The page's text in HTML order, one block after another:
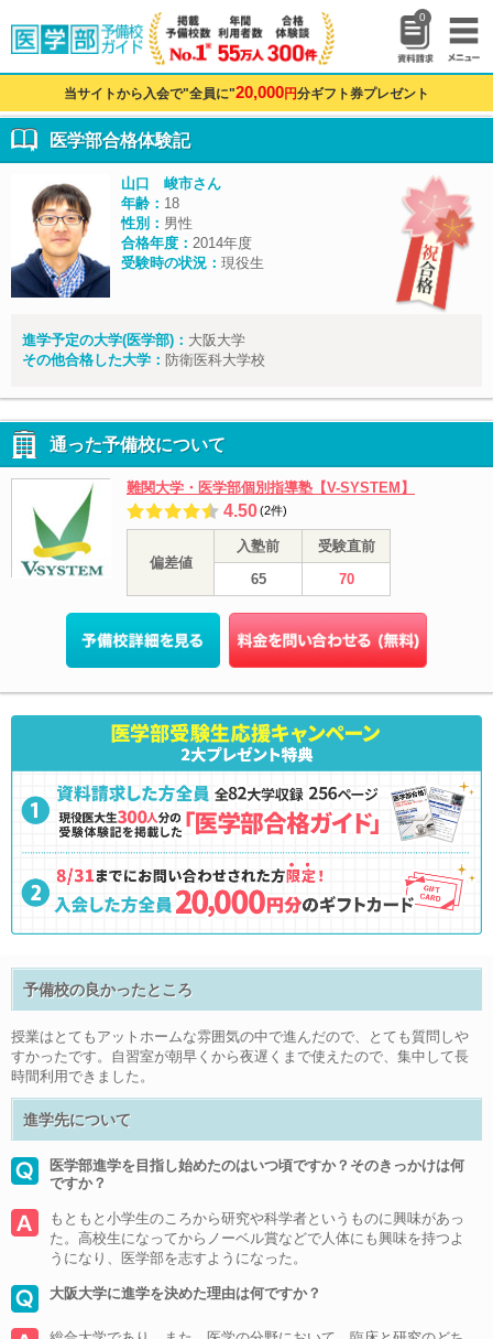
0
当サイトから入会で"全員に"20,000円分ギフト券プレゼント
医学部合格体験記
山口 峻市さん
年齢： 18
性別： 男性
合格年度： 2014年度
受験時の状況： 現役生
進学予定の大学(医学部)： 大阪大学
その他合格した大学： 防衛医科大学校
通った予備校について
難関大学・医学部個別指導塾【V-SYSTEM】
4.50(2件)
偏差値
入塾前
受験直前
65
70
予備校の良かったところ
授業はとてもアットホームな雰囲気の中で進んだので、とても質問しや
すかったです。自習室が朝早くから夜遅くまで使えたので、集中して長
時間利用できました。
進学先について
医学部進学を目指し始めたのはいつ頃ですか？そのきっかけは何
ですか？
もともと小学生のころから研究や科学者というものに興味があっ
た。高校生になってからノーベル賞などで人体にも興味を持つよ
うになり、医学部を志すようになった。
大阪大学に進学を決めた理由は何ですか？